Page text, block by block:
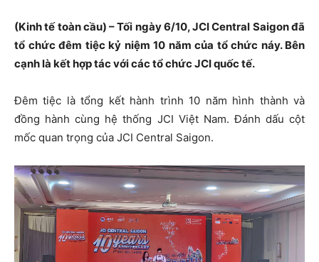
(Kinh tế toàn cầu) – Tối ngày 6/10, JCI Central Saigon đã
tổ chức đêm tiệc kỷ niệm 10 năm của tổ chức náy. Bên
cạnh là kết hợp tác với các tổ chức JCI quốc tế.
Đêm tiệc là tổng kết hành trình 10 năm hình thành và
đồng hành cùng hệ thống JCI Việt Nam. Đánh dấu cột
mốc quan trọng của JCI Central Saigon.